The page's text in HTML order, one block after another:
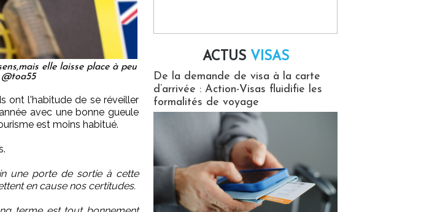
elle laisse place à peu
ont l'habitude de se réveiller
avec une bonne gueule
est moins habitué.
une porte de sortie à cette
en cause nos certitudes.
ACTUS VISAS
De la demande de visa à la carte
d’arrivée : Action-Visas fluidifie les
formalités de voyage